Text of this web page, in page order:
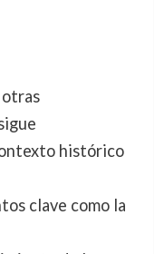
histórico
clave como la